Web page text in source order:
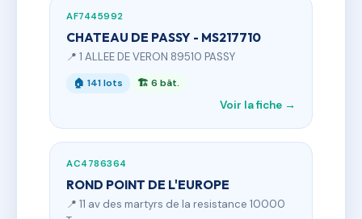
AF7445992
CHATEAU DE PASSY - MS217710
📍 1 ALLEE DE VERON 89510 PASSY
🏠 141 lots 🏗 6 bât.
Voir la fiche →
AC4786364
ROND POINT DE L'EUROPE
📍 11 av des martyrs de la resistance 10000